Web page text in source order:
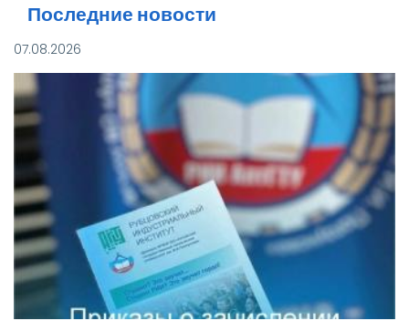
Последние новости
07.08.2026